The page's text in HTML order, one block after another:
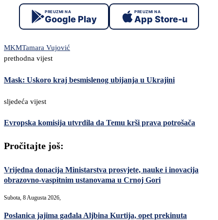
PREUZMI NA
Google Play
PREUZMI NA
App Store-u
MKMTamara Vujović
prethodna vijest
Mask: Uskoro kraj besmislenog ubijanja u Ukrajini
sljedeća vijest
Evropska komisija utvrdila da Temu krši prava potrošača
Pročitajte još:
Vrijedna donacija Ministarstva prosvjete, nauke i inovacija
obrazovno-vaspitnim ustanovama u Crnoj Gori
Subota, 8 Augusta 2026,
Poslanica jajima gađala Aljbina Kurtija, opet prekinuta